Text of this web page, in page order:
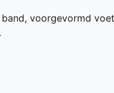
voorgevormd